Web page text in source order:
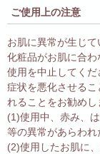
ご使用上の注意
お肌に異常が生じて
化粧品がお肌に合わ
使用を中止してくだ
症状を悪化させる
れることをお勧めし
(1)使用中、赤み、
等の異常があらわれ
(2)使用したお肌に